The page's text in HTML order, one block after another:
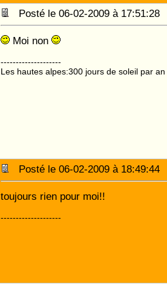
Posté le 06-02-2009 à
Moi non
--------------------
Les hautes alpes:300 jours de soleil par an
Posté le 06-02-2009 à
toujours rien pour moi!!
--------------------